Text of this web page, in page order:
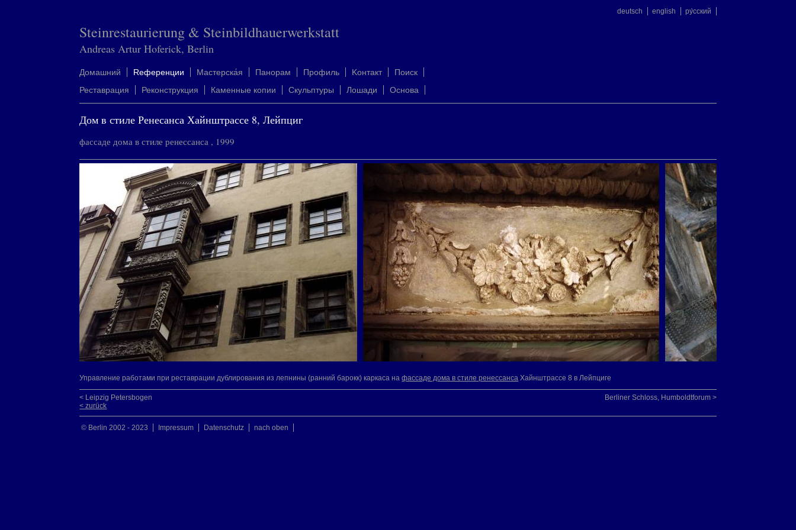
deutsch english ру́сский
Steinrestaurierung & Steinbildhauerwerkstatt
Andreas Artur Hoferick, Berlin
Домашний Rеференции Mастерска́я Панорам Профиль Kонтакт
Поиск
Реставрация
Реконструкция Каменные копии Скульптуры Лошади Oснова
Дом в стиле Ренесанса Хайнштрассе 8, Лейпциг
фассаде дома в стиле ренессанса , 1999
Управление работами при реставрации дублирования из лепнины (ранний барокк) каркаса нафассаде дома в стиле ренессанса Хайнштрассе 8 в Лейпциге
Berliner Schloss, Humboldtforum >
< Leipzig Petersbogen
< zurück
© Berlin 2002 - 2023 Impressum Datenschutz nach oben